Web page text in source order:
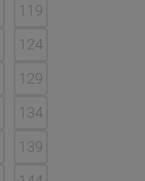
119
124
129
134
139